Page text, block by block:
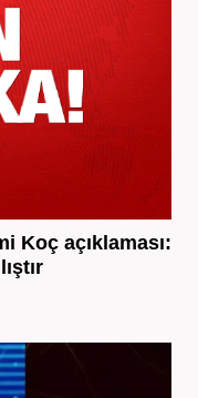
Koç açıklaması: